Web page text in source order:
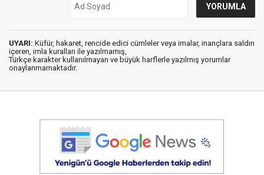
UYARI: Küfür, hakaret, rencide edici cümleler veya imalar, inançlara saldırı
içeren, imla kuralları ile yazılmamış,
Türkçe karakter kullanılmayan ve büyük harflerle yazılmış yorumlar
onaylanmamaktadır.